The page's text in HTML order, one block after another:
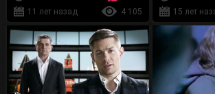
11 лет назад
4 105
15 лет